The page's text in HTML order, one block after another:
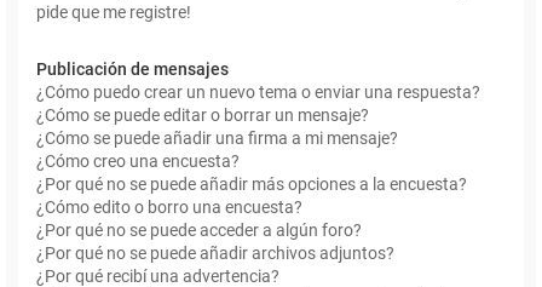
pide que me registre!
Publicación de mensajes
¿Cómo puedo crear un nuevo tema o enviar una respuesta?
¿Cómo se puede editar o borrar un mensaje?
¿Cómo se puede añadir una firma a mi mensaje?
¿Cómo creo una encuesta?
¿Por qué no se puede añadir más opciones a la encuesta?
¿Cómo edito o borro una encuesta?
¿Por qué no se puede acceder a algún foro?
¿Por qué no se puede añadir archivos adjuntos?
¿Por qué recibí una advertencia?